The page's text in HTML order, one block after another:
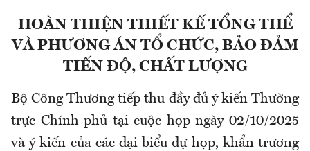
HOÀN THIỆN THIẾT KẾ TỔNG THỂ
VÀ PHƯƠNG ÁN TỔ CHỨC, BẢO ĐẢM
TIẾN ĐỘ, CHẤT LƯỢNG
Bộ Công Thương tiếp thu đầy đủ ý kiến Thường
trực Chính phủ tại cuộc họp ngày 02/10/2025
và ý kiến của các đại biểu dự họp, khẩn trương